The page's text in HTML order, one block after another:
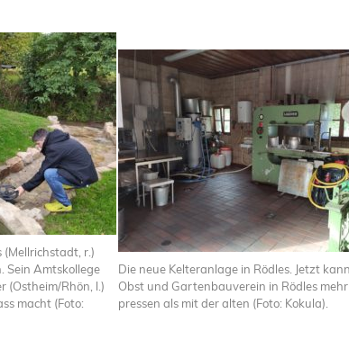
(Mellrichstadt, r.)
Sein Amtskollege
(Ostheim/Rhön, l.)
macht (Foto:
Die neue Kelteranlage in Rödles. Jetzt
Obst und Gartenbauverein in Rödles
pressen als mit der alten (Foto: Kokula).